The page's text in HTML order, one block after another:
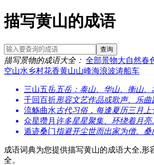
描写黄山的成语
查询
描写景物的成语大全： 全部景物大自然春
空山水乡村花香黄山山峰海浪波涛船车
三山五岳五岳：泰山、华山、衡山、
千回百折形容文艺作品或歌声、乐
流觞曲水古代习俗，每逢夏历三月
众星攒月 许多星星聚集、环绕着月亮
遁迹桑门指避开尘世而出家为僧。桑
成语词典为您提供描写黄山的成语大全,
全。